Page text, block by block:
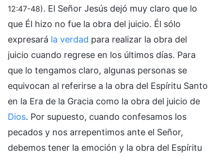
12:47-48). El Señor Jesús dejó muy claro que lo
que Él hizo no fue la obra del juicio. Él sólo
expresará la verdad para realizar la obra del
juicio cuando regrese en los últimos días. Para
que lo tengamos claro, algunas personas se
equivocan al referirse a la obra del Espíritu Santo
en la Era de la Gracia como la obra del juicio de
Dios. Por supuesto, cuando confesamos los
pecados y nos arrepentimos ante el Señor,
debemos tener la emoción y la obra del Espíritu